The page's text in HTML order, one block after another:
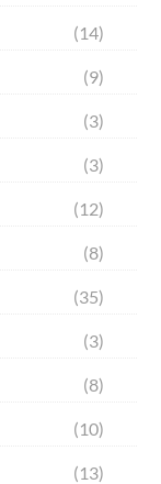
(14)
(9)
(3)
(3)
(12)
(8)
(35)
(3)
(8)
(10)
(13)